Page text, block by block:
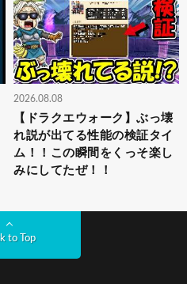
2026.08.08
【ドラクエウォーク】ぶっ壊
れ説が出てる性能の検証タイ
ム！！この瞬間をくっそ楽し
みにしてたぜ！！
to Top